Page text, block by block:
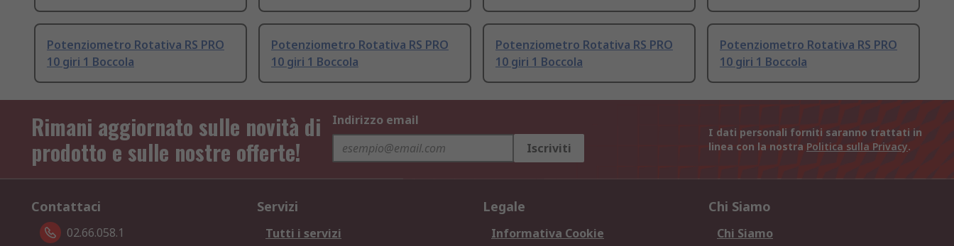
Potenziometro Rotativa RS PRO
10 giri 1 Boccola
Potenziometro Rotativa RS PRO
10 giri 1 Boccola
Potenziometro Rotativa RS PRO
10 giri 1 Boccola
Potenziometro Rotativa RS PRO
10 giri 1 Boccola
Rimani aggiornato sulle novità di
prodotto e sulle nostre offerte!
Indirizzo email
Iscriviti
I dati personali forniti saranno trattati in
linea con la nostra Politica sulla Privacy.
Contattaci
02.66.058.1
Servizi
Tutti i servizi
Legale
Informativa Cookie
Chi Siamo
Chi Siamo